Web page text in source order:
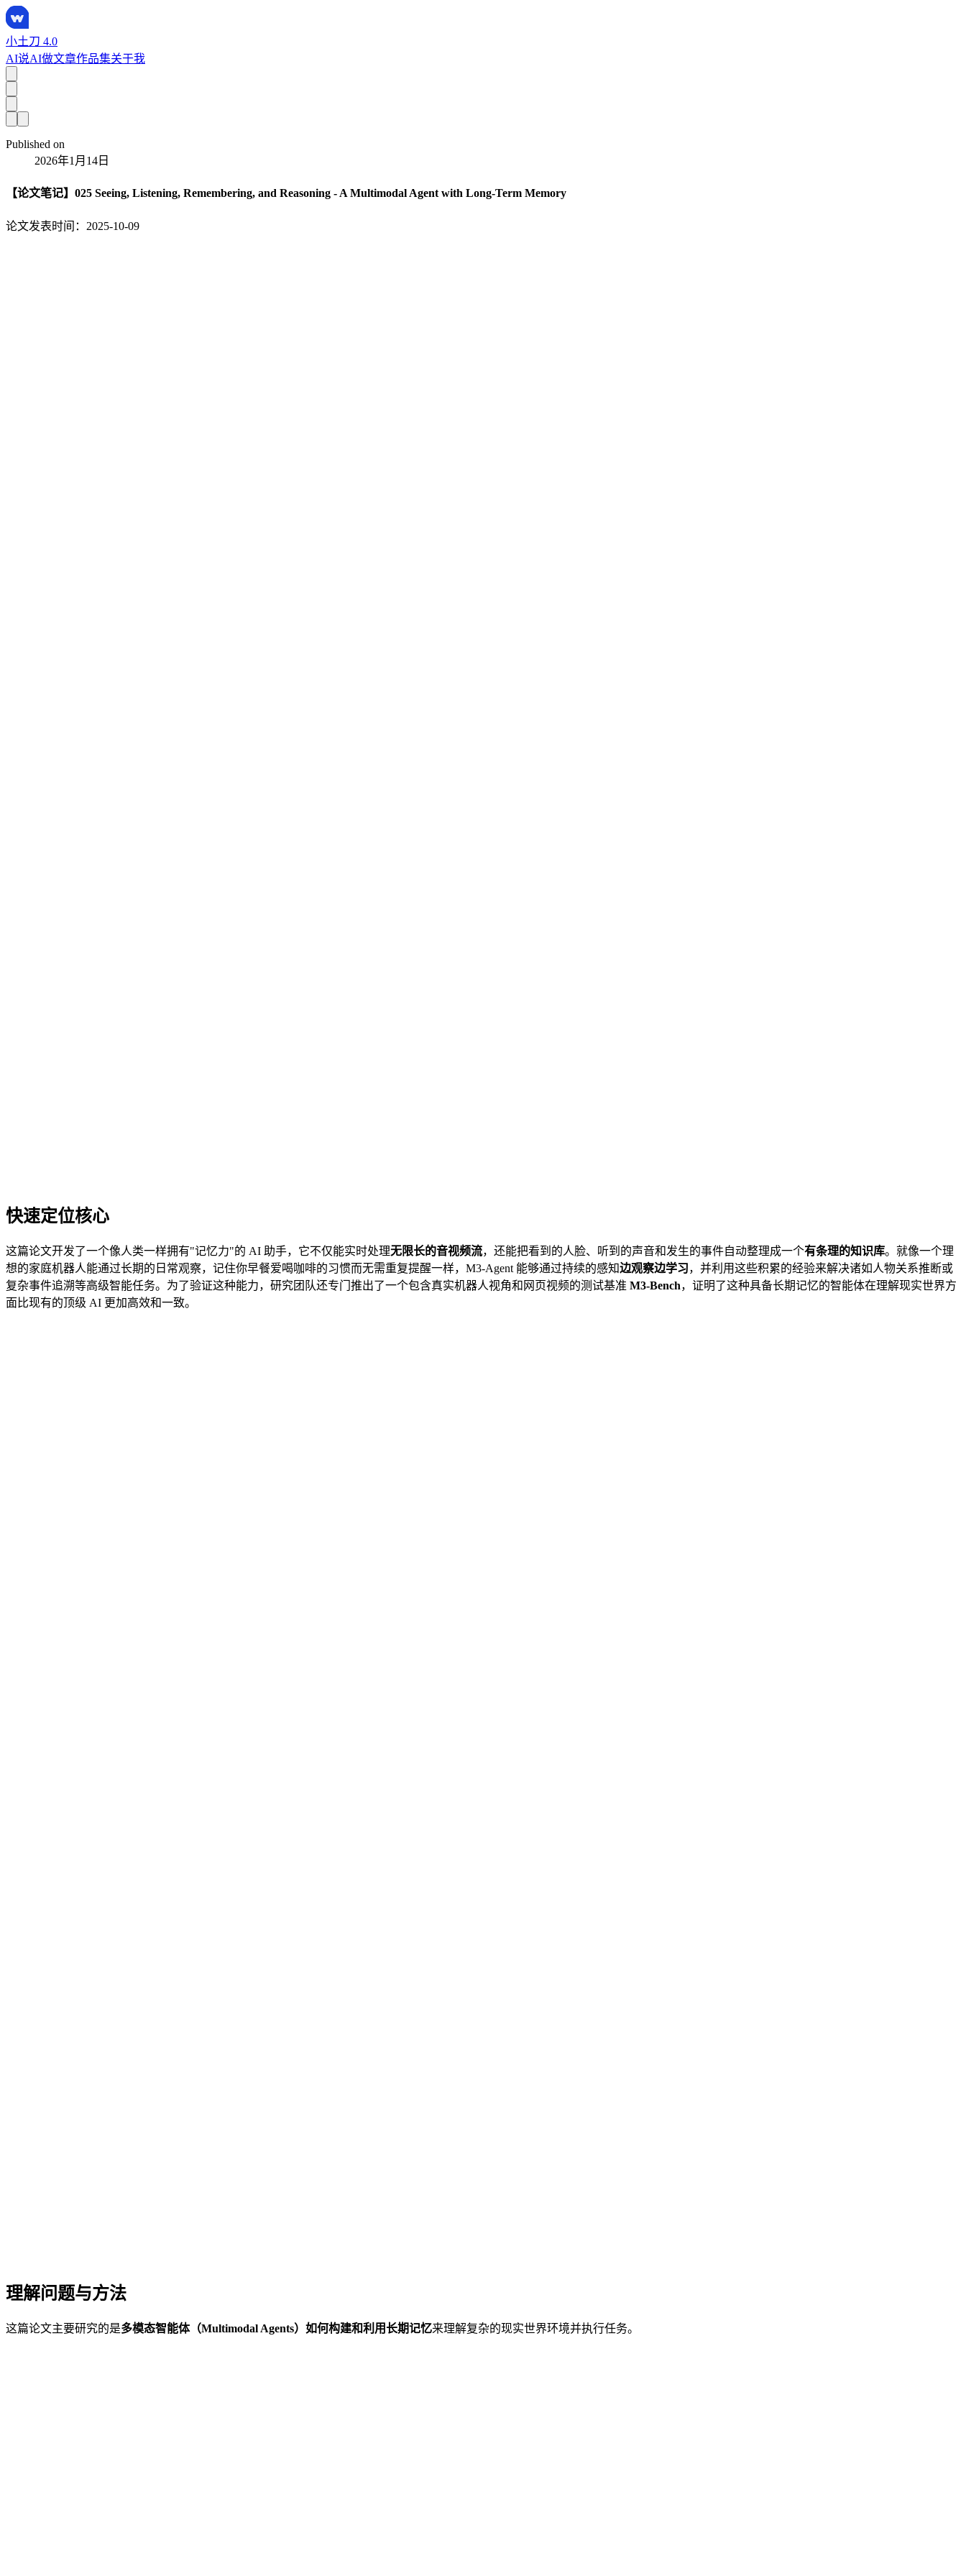
小土刀 4.0
AI说AI做文章作品集关于我
Published on
2026年1月14日
【论文笔记】025 Seeing, Listening, Remembering, and Reasoning - A Multimodal Agent with Long-Term Memory
论文发表时间：2025-10-09
快速定位核心
这篇论文开发了一个像人类一样拥有"记忆力"的 AI 助手，它不仅能实时处理无限长的音视频流，还能把看到的人脸、听到的声音和发生的事件自动整理成一个有条理的知识库。就像一个理
想的家庭机器人能通过长期的日常观察，记住你早餐爱喝咖啡的习惯而无需重复提醒一样，M3-Agent 能够通过持续的感知边观察边学习，并利用这些积累的经验来解决诸如人物关系推断或
复杂事件追溯等高级智能任务。为了验证这种能力，研究团队还专门推出了一个包含真实机器人视角和网页视频的测试基准 M3-Bench，证明了这种具备长期记忆的智能体在理解现实世界方
面比现有的顶级 AI 更加高效和一致。
理解问题与方法
这篇论文主要研究的是多模态智能体（Multimodal Agents）如何构建和利用长期记忆来理解复杂的现实世界环境并执行任务。